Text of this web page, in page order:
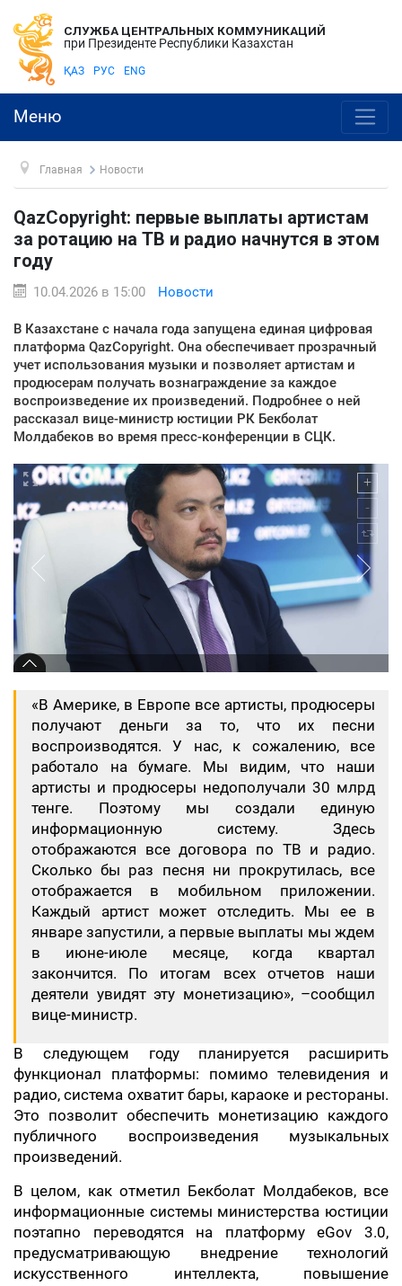
СЛУЖБА ЦЕНТРАЛЬНЫХ КОММУНИКАЦИЙ
при Президенте Республики Казахстан
ҚАЗ РУС ENG
Меню
Главная Новости
QazCopyright: первые выплаты артистам
за ротацию на ТВ и радио начнутся в этом
году
10.04.2026 в 15:00 Новости
В Казахстане с начала года запущена единая цифровая
платформа QazCopyright. Она обеспечивает прозрачный
учет использования музыки и позволяет артистам и
продюсерам получать вознаграждение за каждое
воспроизведение их произведений. Подробнее о ней
рассказал вице-министр юстиции РК Бекболат
Молдабеков во время пресс-конференции в СЦК.
«В Америке, в Европе все артисты, продюсеры
получают деньги за то, что их песни
воспроизводятся. У нас, к сожалению, все
работало на бумаге. Мы видим, что наши
артисты и продюсеры недополучали 30 млрд
тенге. Поэтому мы создали единую
информационную систему. Здесь
отображаются все договора по ТВ и радио.
Сколько бы раз песня ни прокрутилась, все
отображается в мобильном приложении.
Каждый артист может отследить. Мы ее в
январе запустили, а первые выплаты мы ждем
в июне-июле месяце, когда квартал
закончится. По итогам всех отчетов наши
деятели увидят эту монетизацию», –сообщил
вице-министр.
В следующем году планируется расширить
функционал платформы: помимо телевидения и
радио, система охватит бары, караоке и рестораны.
Это позволит обеспечить монетизацию каждого
публичного воспроизведения музыкальных
произведений.
В целом, как отметил Бекболат Молдабеков, все
информационные системы министерства юстиции
поэтапно переводятся на платформу eGov 3.0,
предусматривающую внедрение технологий
искусственного интеллекта, повышение